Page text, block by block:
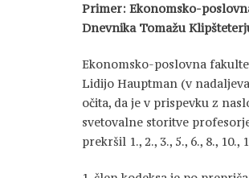
Primer: Ekonomsko-
Dnevnika Tomažu
Ekonomsko-poslovna
Lidijo Hauptman (v
očita, da je v prispevku z
svetovalne storitve
prekršil 1., 2., 3., 5., 6., 8.,